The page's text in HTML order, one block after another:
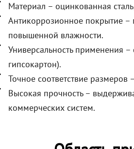
Материал – оцинкованная
Антикоррозионное покрытие –
повышенной влажности.
Универсальность применения
гипсокартон).
Точное соответствие размеров
Высокая прочность –
коммерческих систем.